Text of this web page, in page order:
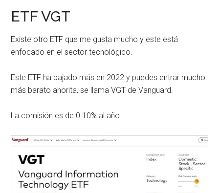
ETF VGT
Existe otro ETF que me gusta mucho y este está
enfocado en el sector tecnológico.
Este ETF ha bajado más en 2022 y puedes entrar mucho
más barato ahorita, se llama VGT de Vanguard.
La comisión es de 0.10% al año.